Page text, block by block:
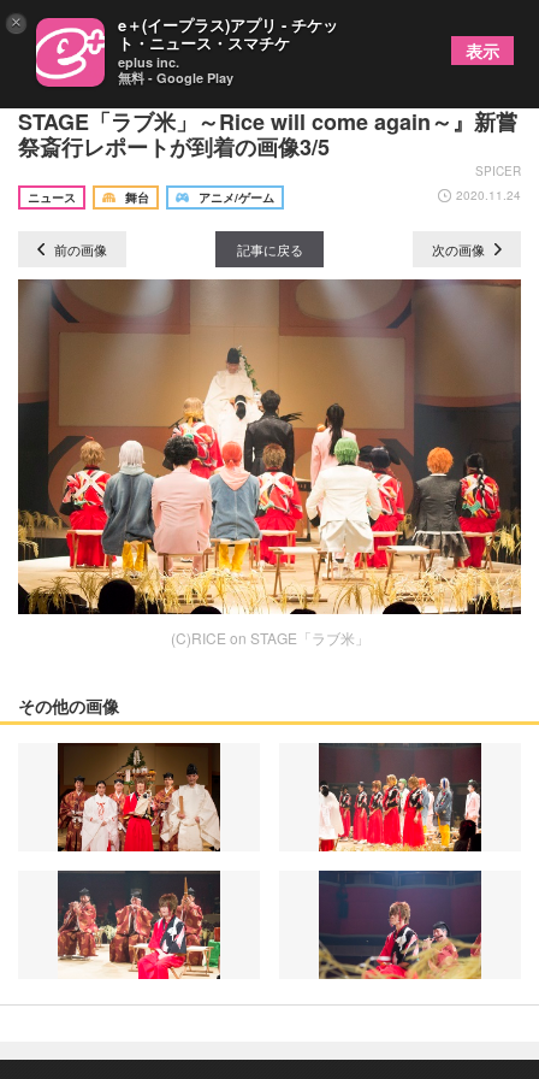
田村升吾らが舞台上で五穀豊穣に感謝 『RICE on
STAGE「ラブ米」～Rice will come again～』新嘗
祭斎行レポートが到着の画像3/5
SPICER
ニュース
舞台 アニメ/ゲーム 2020.11.24
前の画像 記事に戻る 次の画像
(C)RICE on STAGE「ラブ米」
その他の画像
× e＋(イープラス)アプリ - チケッ
ト・ニュース・スマチケ
eplus inc.
無料 - Google Play
表示